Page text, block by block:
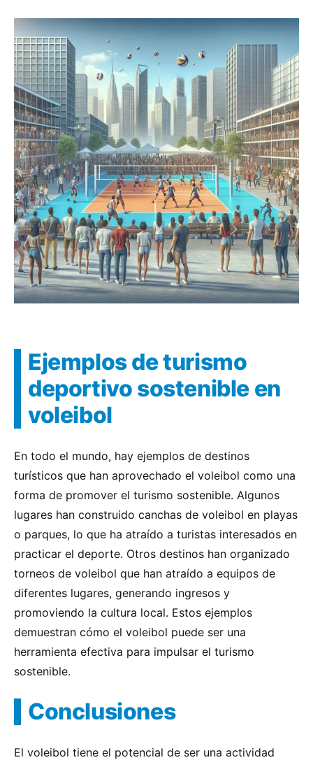
Ejemplos de turismo
deportivo sostenible en
voleibol
En todo el mundo, hay ejemplos de destinos
turísticos que han aprovechado el voleibol como una
forma de promover el turismo sostenible. Algunos
lugares han construido canchas de voleibol en playas
o parques, lo que ha atraído a turistas interesados en
practicar el deporte. Otros destinos han organizado
torneos de voleibol que han atraído a equipos de
diferentes lugares, generando ingresos y
promoviendo la cultura local. Estos ejemplos
demuestran cómo el voleibol puede ser una
herramienta efectiva para impulsar el turismo
sostenible.
Conclusiones
El voleibol tiene el potencial de ser una actividad